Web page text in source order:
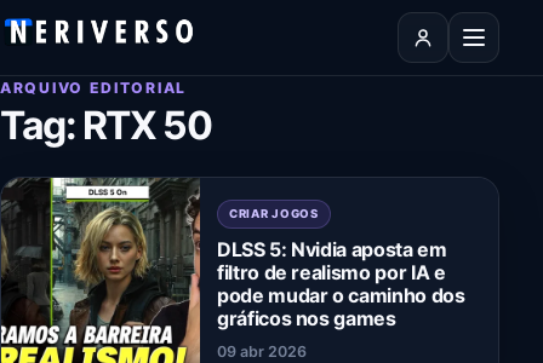
Pular para o conteúdo
Abrir
ARQUIVO EDITORIAL
Tag: RTX 50
CRIAR JOGOS
DLSS 5: Nvidia aposta em
filtro de realismo por IA e
pode mudar o caminho dos
gráficos nos games
09 abr 2026